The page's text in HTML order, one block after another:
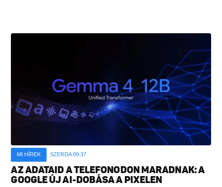
MI HÍREK SZERDA 09:37
AZ ADATAID A TELEFONODON MARADNAK: A
GOOGLE ÚJ AI-DOBÁSA A PIXELEN